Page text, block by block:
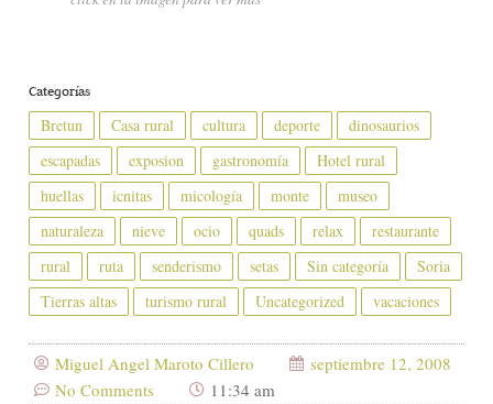
Categorías
Bretun Casa rural cultura deporte
dinosaurios
escapadas
exposion gastronomía
Hotel rural
huellas
icnitas micología monte
museo
naturaleza
nieve ocio quads relax
restaurante
rural
ruta senderismo setas Sin categoría
Soria
Tierras altas
turismo rural Uncategorized vacaciones
Miguel Angel Maroto Cillero
septiembre 12, 2008
No Comments
11:34 am